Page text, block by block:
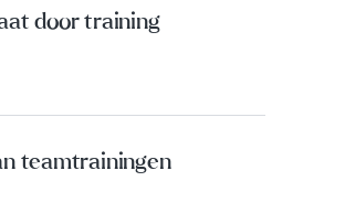
door training
teamtrainingen